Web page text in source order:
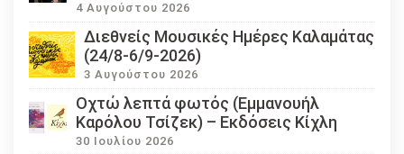
4 Αυγούστου 2026
Διεθνείς Μουσικές Ημέρες Καλαμάτας
(24/8-6/9-2026)
3 Αυγούστου 2026
Οχτώ λεπτά φωτός (Εμμανουήλ
Καρόλου Τσίζεκ) – Εκδόσεις Κίχλη
30 Ιουλίου 2026